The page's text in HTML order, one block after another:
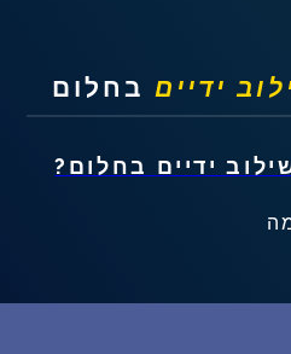
ידיים בחלום
ידיים בחלום?